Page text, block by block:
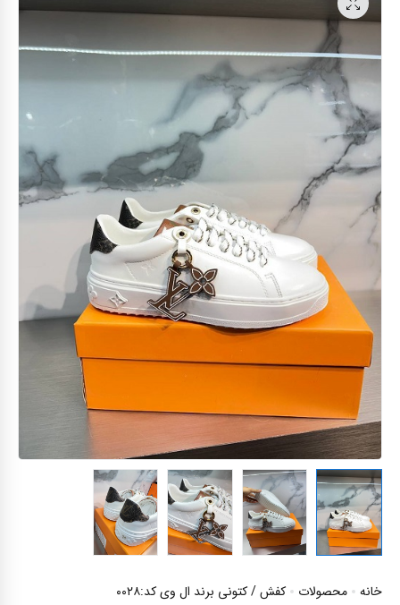
خانه محصولات کفش / کتونی برند ال وی کد:۰۰۲۸